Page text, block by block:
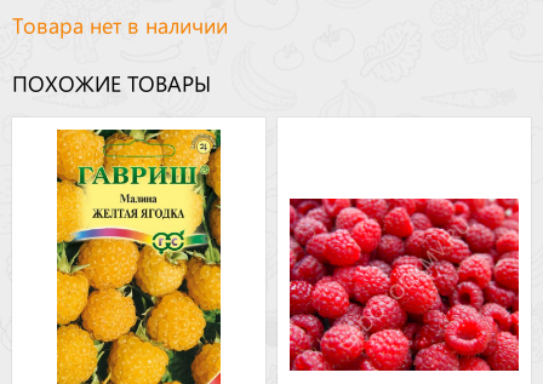
Товара нет в наличии
ПОХОЖИЕ ТОВАРЫ